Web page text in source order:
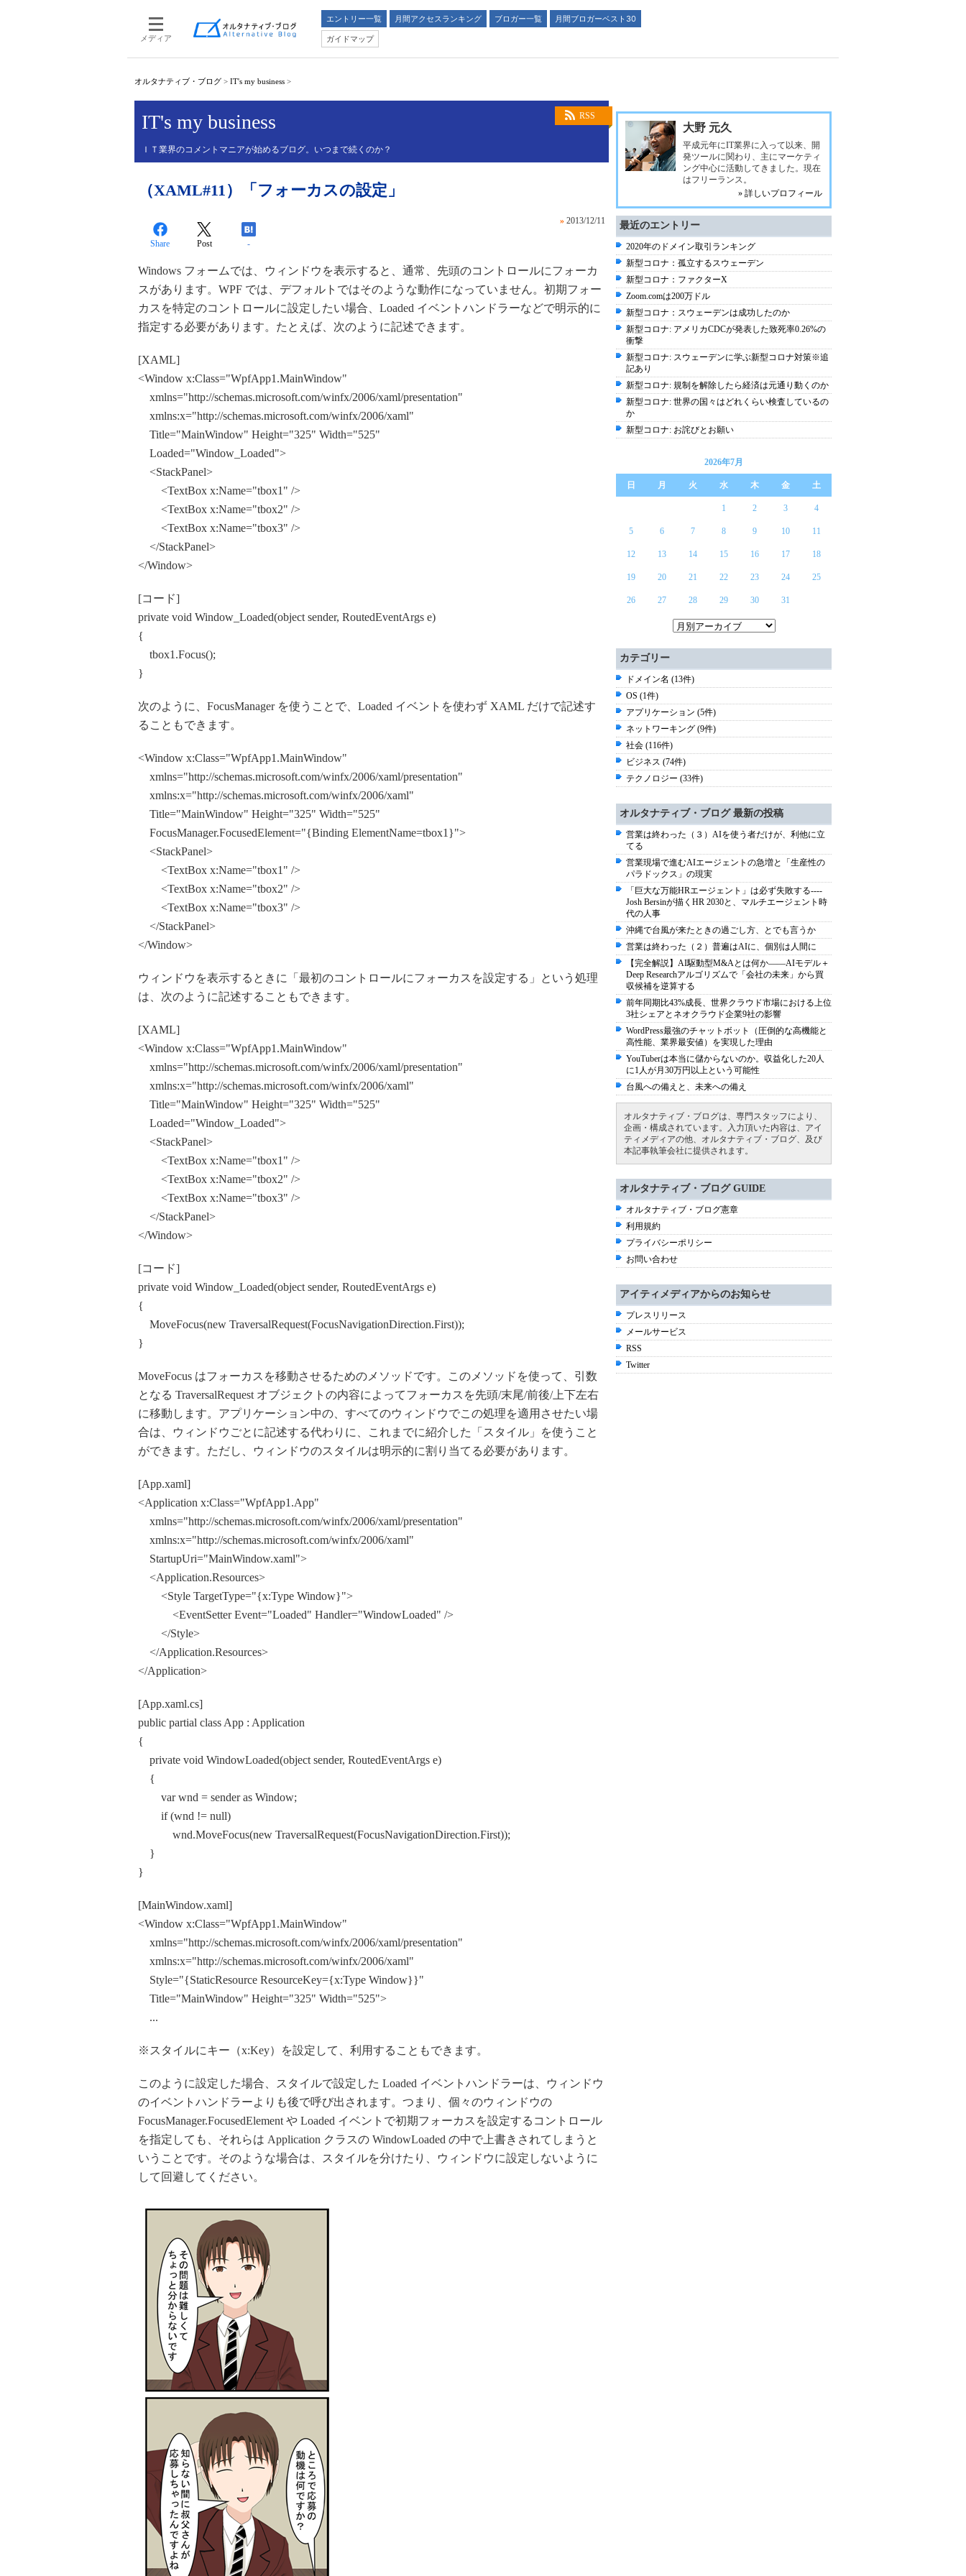
メディア
エントリー一覧 月間アクセスランキング ブロガー一覧
月間ブロガーベスト30
ガイドマップ
オルタナティブ・ブログ > IT's my business >
RSS
IT's my business
ＩＴ業界のコメントマニアが始めるブログ。いつまで続くのか？
（XAML#11）「フォーカスの設定」
» 2013/12/11
Share Post -
Windows フォームでは、ウィンドウを表示すると、通常、先頭のコントロールにフォーカ
スがあります。WPF では、デフォルトではそのような動作になっていません。初期フォー
カスを特定のコントロールに設定したい場合、Loaded イベントハンドラーなどで明示的に
指定する必要があります。たとえば、次のように記述できます。
[XAML]
<Window x:Class="WpfApp1.MainWindow"
xmlns="http://schemas.microsoft.com/winfx/2006/xaml/presentation"
xmlns:x="http://schemas.microsoft.com/winfx/2006/xaml"
Title="MainWindow" Height="325" Width="525"
Loaded="Window_Loaded">
<StackPanel>
<TextBox x:Name="tbox1" />
<TextBox x:Name="tbox2" />
<TextBox x:Name="tbox3" />
</StackPanel>
</Window>
[コード]
private void Window_Loaded(object sender, RoutedEventArgs e)
{
tbox1.Focus();
}
次のように、FocusManager を使うことで、Loaded イベントを使わず XAML だけで記述す
ることもできます。
<Window x:Class="WpfApp1.MainWindow"
xmlns="http://schemas.microsoft.com/winfx/2006/xaml/presentation"
xmlns:x="http://schemas.microsoft.com/winfx/2006/xaml"
Title="MainWindow" Height="325" Width="525"
FocusManager.FocusedElement="{Binding ElementName=tbox1}">
<StackPanel>
<TextBox x:Name="tbox1" />
<TextBox x:Name="tbox2" />
<TextBox x:Name="tbox3" />
</StackPanel>
</Window>
ウィンドウを表示するときに「最初のコントロールにフォーカスを設定する」という処理
は、次のように記述することもできます。
[XAML]
<Window x:Class="WpfApp1.MainWindow"
xmlns="http://schemas.microsoft.com/winfx/2006/xaml/presentation"
xmlns:x="http://schemas.microsoft.com/winfx/2006/xaml"
Title="MainWindow" Height="325" Width="525"
Loaded="Window_Loaded">
<StackPanel>
<TextBox x:Name="tbox1" />
<TextBox x:Name="tbox2" />
<TextBox x:Name="tbox3" />
</StackPanel>
</Window>
[コード]
private void Window_Loaded(object sender, RoutedEventArgs e)
{
MoveFocus(new TraversalRequest(FocusNavigationDirection.First));
}
MoveFocus はフォーカスを移動させるためのメソッドです。このメソッドを使って、引数
となる TraversalRequest オブジェクトの内容によってフォーカスを先頭/末尾/前後/上下左右
に移動します。アプリケーション中の、すべてのウィンドウでこの処理を適用させたい場
合は、ウィンドウごとに記述する代わりに、これまでに紹介した「スタイル」を使うこと
ができます。ただし、ウィンドウのスタイルは明示的に割り当てる必要があります。
[App.xaml]
<Application x:Class="WpfApp1.App"
xmlns="http://schemas.microsoft.com/winfx/2006/xaml/presentation"
xmlns:x="http://schemas.microsoft.com/winfx/2006/xaml"
StartupUri="MainWindow.xaml">
<Application.Resources>
<Style TargetType="{x:Type Window}">
<EventSetter Event="Loaded" Handler="WindowLoaded" />
</Style>
</Application.Resources>
</Application>
[App.xaml.cs]
public partial class App : Application
{
private void WindowLoaded(object sender, RoutedEventArgs e)
{
var wnd = sender as Window;
if (wnd != null)
wnd.MoveFocus(new TraversalRequest(FocusNavigationDirection.First));
}
}
[MainWindow.xaml]
<Window x:Class="WpfApp1.MainWindow"
xmlns="http://schemas.microsoft.com/winfx/2006/xaml/presentation"
xmlns:x="http://schemas.microsoft.com/winfx/2006/xaml"
Style="{StaticResource ResourceKey={x:Type Window}}"
Title="MainWindow" Height="325" Width="525">
...
※スタイルにキー（x:Key）を設定して、利用することもできます。
このように設定した場合、スタイルで設定した Loaded イベントハンドラーは、ウィンドウ
のイベントハンドラーよりも後で呼び出されます。つまり、個々のウィンドウの
FocusManager.FocusedElement や Loaded イベントで初期フォーカスを設定するコントロール
を指定しても、それらは Application クラスの WindowLoaded の中で上書きされてしまうと
いうことです。そのような場合は、スタイルを分けたり、ウィンドウに設定しないように
して回避してください。
大野 元久
平成元年にIT業界に入って以来、開
発ツールに関わり、主にマーケティ
ング中心に活動してきました。現在
はフリーランス。
» 詳しいプロフィール
最近のエントリー
2020年のドメイン取引ランキング
新型コロナ：孤立するスウェーデン
新型コロナ：ファクターX
Zoom.comは200万ドル
新型コロナ：スウェーデンは成功したのか
新型コロナ: アメリカCDCが発表した致死率0.26%の
衝撃
新型コロナ: スウェーデンに学ぶ新型コロナ対策※追
記あり
新型コロナ: 規制を解除したら経済は元通り動くのか
新型コロナ: 世界の国々はどれくらい検査しているの
か
新型コロナ: お詫びとお願い
2026年7月
日 月 火 水 木 金 土
1 2 3 4
5 6 7 8 9 10 11
12 13 14 15 16 17 18
19 20 21 22 23 24 25
26 27 28 29 30 31
カテゴリー
ドメイン名 (13件)
OS (1件)
アプリケーション (5件)
ネットワーキング (9件)
社会 (116件)
ビジネス (74件)
テクノロジー (33件)
オルタナティブ・ブログ 最新の投稿
営業は終わった（３）AIを使う者だけが、利他に立
てる
営業現場で進むAIエージェントの急増と「生産性の
パラドックス」の現実
「巨大な万能HRエージェント」は必ず失敗する----
Josh Bersinが描くHR 2030と、マルチエージェント時
代の人事
沖縄で台風が来たときの過ごし方、とでも言うか
営業は終わった（２）普遍はAIに、個別は人間に
【完全解説】AI駆動型M&Aとは何か――AIモデル＋
Deep Researchアルゴリズムで「会社の未来」から買
収候補を逆算する
前年同期比43%成長、世界クラウド市場における上位
3社シェアとネオクラウド企業9社の影響
WordPress最強のチャットボット（圧倒的な高機能と
高性能、業界最安値）を実現した理由
YouTuberは本当に儲からないのか。収益化した20人
に1人が月30万円以上という可能性
台風への備えと、未来への備え
オルタナティブ・ブログは、専門スタッフにより、
企画・構成されています。入力頂いた内容は、アイ
ティメディアの他、オルタナティブ・ブログ、及び
本記事執筆会社に提供されます。
オルタナティブ・ブログ GUIDE
オルタナティブ・ブログ憲章
利用規約
プライバシーポリシー
お問い合わせ
アイティメディアからのお知らせ
プレスリリース
メールサービス
RSS
Twitter